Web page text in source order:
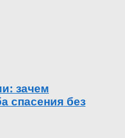
зачем
спасения без